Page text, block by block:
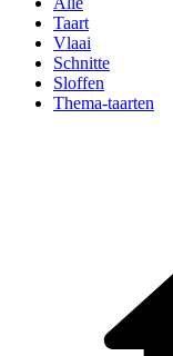
Taart
Vlaai
Schnitte
Sloffen
Thema-taarten